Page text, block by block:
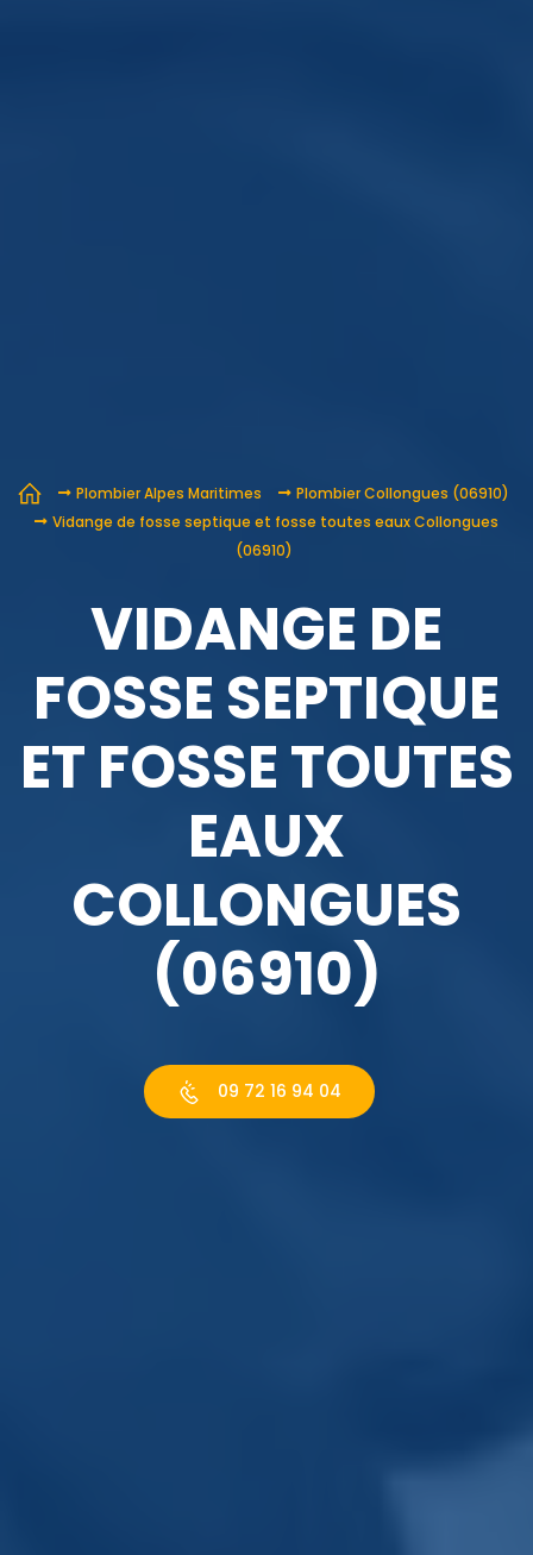
Plombier Alpes Maritimes
Plombier Collongues (06910)
Vidange de fosse septique et fosse toutes eaux Collongues
(06910)
VIDANGE DE
FOSSE SEPTIQUE
ET FOSSE TOUTES
EAUX
COLLONGUES
(06910)
09 72 16 94 04